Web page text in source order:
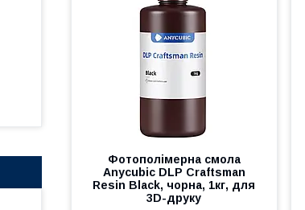
Фотополімерна смола
Anycubic DLP Craftsman
Resin Black, чорна, 1кг, для
3D-друку